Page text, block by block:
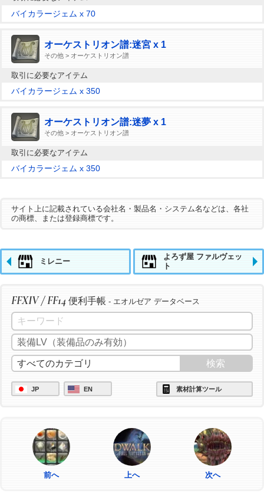
バイカラージェム x 70
オーケストリオン譜:迷宮 x 1
その他 > オーケストリオン譜
取引に必要なアイテム
バイカラージェム x 350
オーケストリオン譜:迷夢 x 1
その他 > オーケストリオン譜
取引に必要なアイテム
バイカラージェム x 350
サイト上に記載されている会社名・製品名・システム名などは、各社
の商標、または登録商標です。
ミレニー
よろず屋 ファルヴェッ
ト
FFXIV / FF14 便利手帳 - エオルゼア データベース
JP EN 素材計算ツール
前へ 上へ 次へ